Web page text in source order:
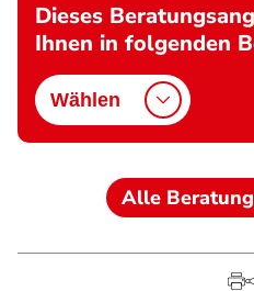
Dieses
Ihnen in folgenden
Wählen
Alle